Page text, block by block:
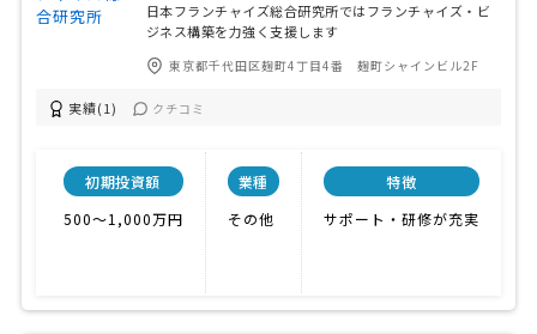
日本フランチャイズ総合研究所ではフランチャイズ・ビ
ジネス構築を力強く支援します
東京都千代田区麹町4丁目4番 麹町シャインビル2F
実績(1) クチコミ
初期投資額
500〜1,000万円
業種
その他
特徴
サポート・研修が充実